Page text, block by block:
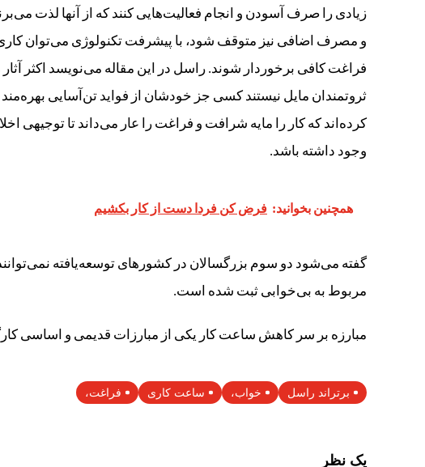
زیادی را صرف آسودن و انجام فعالیت‌هایی کنند که از آنها لذت
و مصرف اضافی نیز متوقف شود، با پیشرفت تکنولوژی می‌توان کاری
فراغت کافی برخوردار شوند. راسل در این مقاله می‌نویسد اکثر
ثروتمندان مایل نیستند کسی جز خودشان از فواید تن‌آسایی
کرده‌اند که کار را مایه شرافت و فراغت را عار می‌داند تا
وجود داشته باشد.
همچنین بخوانید: فرض کن فردا دست از کار بکشیم
مربوط به بی‌خوابی ثبت شده است.
مبارزه بر سر کاهش ساعت کار یکی از مبارزات قدیمی و اساسی
برتراند راسل خواب، ساعت کاری فراغت،
یک نظر